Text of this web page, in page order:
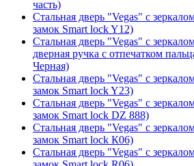
часть)
Стальная дверь "Vegas" с
замок Smart lock Y12)
Стальная дверь "Vegas" с
дверная ручка с отпечатком
Черная)
Стальная дверь "Vegas" с
замок Smart lock Y23)
Стальная дверь "Vegas" с
замок Smart lock DZ 888)
Стальная дверь "Vegas" с
замок Smart lock К06)
Стальная дверь "Vegas" с